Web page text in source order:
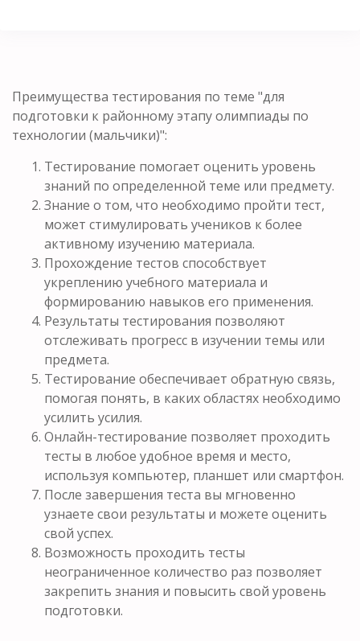
Преимущества тестирования по теме "для
подготовки к районному этапу олимпиады по
технологии (мальчики)":
Тестирование помогает оценить уровень
знаний по определенной теме или предмету.
Знание о том, что необходимо пройти тест,
может стимулировать учеников к более
активному изучению материала.
Прохождение тестов способствует
укреплению учебного материала и
формированию навыков его применения.
Результаты тестирования позволяют
отслеживать прогресс в изучении темы или
предмета.
Тестирование обеспечивает обратную связь,
помогая понять, в каких областях необходимо
усилить усилия.
Онлайн-тестирование позволяет проходить
тесты в любое удобное время и место,
используя компьютер, планшет или смартфон.
После завершения теста вы мгновенно
узнаете свои результаты и можете оценить
свой успех.
Возможность проходить тесты
неограниченное количество раз позволяет
закрепить знания и повысить свой уровень
подготовки.